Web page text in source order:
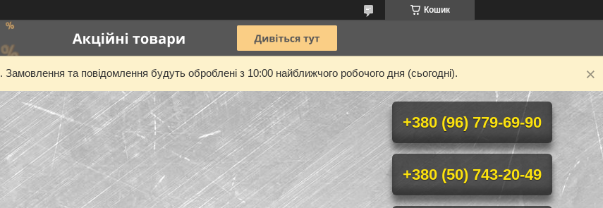
Кошик
Замовлення та повідомлення будуть оброблені з 10:00 найближчого робочого дня (сьогодні).
+380 (96) 779-69-90
+380 (50) 743-20-49